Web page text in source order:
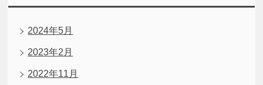
2024年5月
2023年2月
2022年11月